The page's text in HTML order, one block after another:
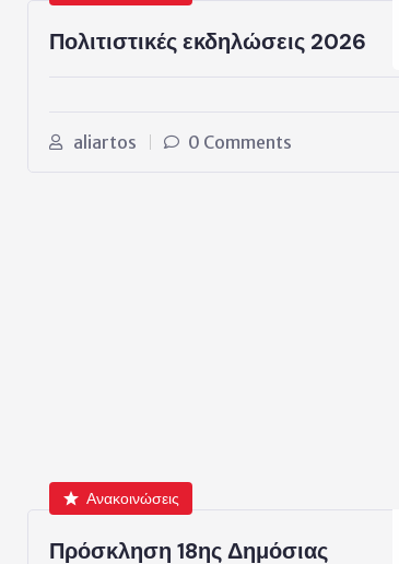
Πολιτιστικές εκδηλώσεις 2026
aliartos 0 Comments
Ανακοινώσεις
Πρόσκληση 18ης Δημόσιας